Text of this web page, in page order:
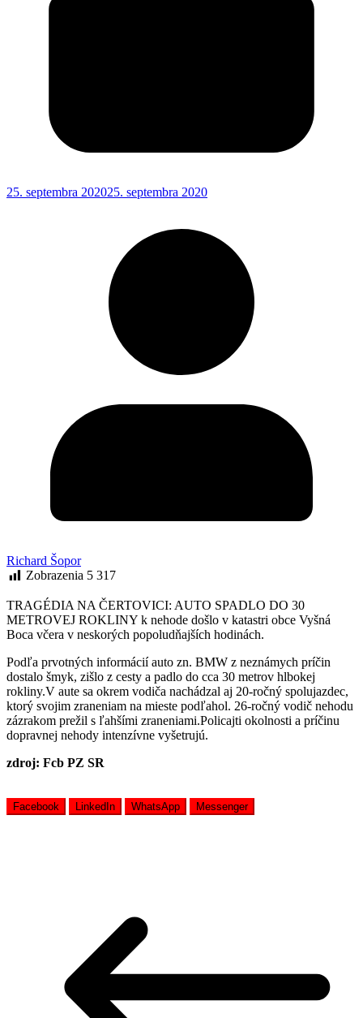
25. septembra 202025. septembra 2020
Richard Šopor
Zobrazenia 5 317
TRAGÉDIA NA ČERTOVICI: AUTO SPADLO DO 30
METROVEJ ROKLINY k nehode došlo v katastri obce Vyšná
Boca včera v neskorých popoludňajších hodinách.
Podľa prvotných informácií auto zn. BMW z neznámych príčin
dostalo šmyk, zišlo z cesty a padlo do cca 30 metrov hlbokej
rokliny.V aute sa okrem vodiča nachádzal aj 20-ročný spolujazdec,
ktorý svojim zraneniam na mieste podľahol. 26-ročný vodič nehodu
zázrakom prežil s ľahšími zraneniami.Policajti okolnosti a príčinu
dopravnej nehody intenzívne vyšetrujú.
zdroj: Fcb PZ SR
Facebook LinkedIn WhatsApp Messenger